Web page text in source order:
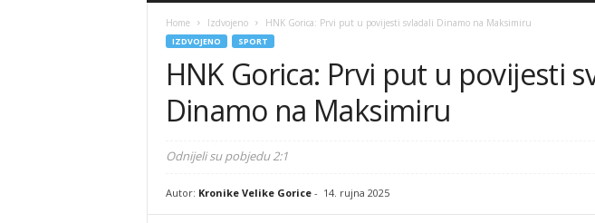
Home Izdvojeno HNK Gorica: Prvi put u povijesti svladali Dinamo na Maksimiru
IZDVOJENO SPORT
HNK Gorica: Prvi put u povijesti
Dinamo na Maksimiru
Odnijeli su pobjedu 2:1
Autor: Kronike Velike Gorice- 14. rujna 2025